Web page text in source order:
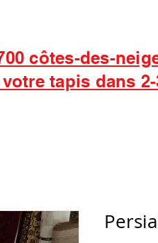
côtes-des-
tapis dans